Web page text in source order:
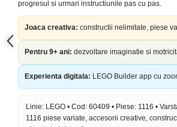
progresul si urmari instructiunile pas cu pas.
Joaca creativa: constructii nelimitate, piese
Pentru 9+ ani: dezvoltare imaginatie si
Experienta digitala: LEGO Builder app cu
Linie: LEGO • Cod: 60409 • Piese: 1116 •
1116 piese variate, accesorii creative,